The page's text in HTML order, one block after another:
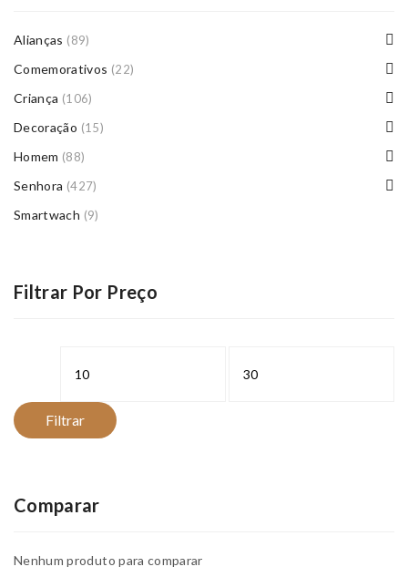
Alianças (89)
Comemorativos (22)
Criança (106)
Decoração (15)
Homem (88)
Senhora (427)
Smartwach (9)
Filtrar Por Preço
Filtrar
Comparar
Nenhum produto para comparar